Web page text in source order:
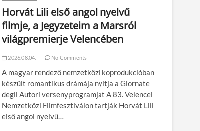
Horvát Lili első angol nyelvű
filmje, a Jegyzeteim a Marsról
világpremierje Velencében
2026.08.04. No Comments
A magyar rendező nemzetközi koprodukcióban
készült romantikus drámája nyitja a Giornate
degli Autori versenyprogramját A 83. Velencei
Nemzetközi Filmfesztiválon tartják Horvát Lili
első angol nyelvű…